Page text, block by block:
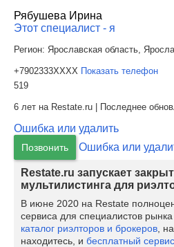
Рябушева Ирина
Этот специалист - я
Регион: Ярославская область,
+7902333XXXX Показать телефон
519
6 лет на Restate.ru | Последнее
Ошибка или удалить
Позвонить Ошибка или
Restate.ru запускает
мультилистинга для
В июне 2020 на Restate
сервиса для специалистов
каталог риэлторов и брокеров ,
находитесь, и бесплатный